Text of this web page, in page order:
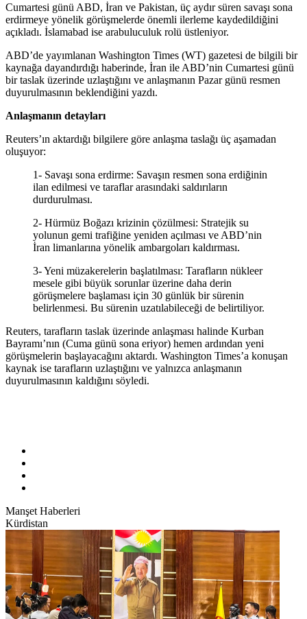
Cumartesi günü ABD, İran ve Pakistan, üç aydır süren savaşı sona
erdirmeye yönelik görüşmelerde önemli ilerleme kaydedildiğini
açıkladı. İslamabad ise arabuluculuk rolü üstleniyor.
ABD’de yayımlanan Washington Times (WT) gazetesi de bilgili bir
kaynağa dayandırdığı haberinde, İran ile ABD’nin Cumartesi günü
bir taslak üzerinde uzlaştığını ve anlaşmanın Pazar günü resmen
duyurulmasının beklendiğini yazdı.
Anlaşmanın detayları
Reuters’ın aktardığı bilgilere göre anlaşma taslağı üç aşamadan
oluşuyor:
1- Savaşı sona erdirme: Savaşın resmen sona erdiğinin
ilan edilmesi ve taraflar arasındaki saldırıların
durdurulması.
2- Hürmüz Boğazı krizinin çözülmesi: Stratejik su
yolunun gemi trafiğine yeniden açılması ve ABD’nin
İran limanlarına yönelik ambargoları kaldırması.
3- Yeni müzakerelerin başlatılması: Tarafların nükleer
mesele gibi büyük sorunlar üzerine daha derin
görüşmelere başlaması için 30 günlük bir sürenin
belirlenmesi. Bu sürenin uzatılabileceği de belirtiliyor.
Reuters, tarafların taslak üzerinde anlaşması halinde Kurban
Bayramı’nın (Cuma günü sona eriyor) hemen ardından yeni
görüşmelerin başlayacağını aktardı. Washington Times’a konuşan
kaynak ise tarafların uzlaştığını ve yalnızca anlaşmanın
duyurulmasının kaldığını söyledi.
Manşet Haberleri
Kürdistan